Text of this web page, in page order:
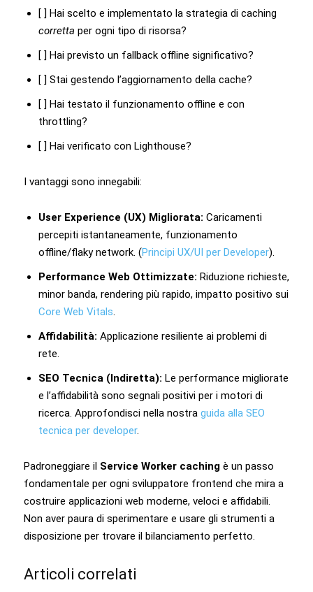
[ ] Hai scelto e implementato la strategia di caching
corretta per ogni tipo di risorsa?
[ ] Hai previsto un fallback offline significativo?
[ ] Stai gestendo l’aggiornamento della cache?
[ ] Hai testato il funzionamento offline e con
throttling?
[ ] Hai verificato con Lighthouse?
I vantaggi sono innegabili:
User Experience (UX) Migliorata: Caricamenti
percepiti istantaneamente, funzionamento
offline/flaky network. (Principi UX/UI per Developer).
Performance Web Ottimizzate: Riduzione richieste,
minor banda, rendering più rapido, impatto positivo sui
Core Web Vitals
Affidabilità: Applicazione resiliente ai problemi di
rete.
SEO Tecnica (Indiretta): Le performance migliorate
e l’affidabilità sono segnali positivi per i motori di
ricerca. Approfondisci nella nostra guida alla SEO
tecnica per developer.
Padroneggiare il Service Worker caching è un passo
fondamentale per ogni sviluppatore frontend che mira a
costruire applicazioni web moderne, veloci e affidabili.
Non aver paura di sperimentare e usare gli strumenti a
disposizione per trovare il bilanciamento perfetto.
Articoli correlati